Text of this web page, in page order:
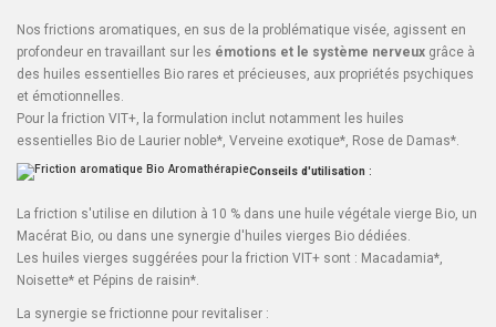
Nos frictions aromatiques, en sus de la problématique visée, agissent en
profondeur en travaillant sur les émotions et le système nerveux grâce à
des huiles essentielles Bio rares et précieuses, aux propriétés psychiques
et émotionnelles.
Pour la friction VIT+, la formulation inclut notamment les huiles
essentielles Bio de Laurier noble*, Verveine exotique*, Rose de Damas*.
Conseils d'utilisation :
La friction s'utilise en dilution à 10 % dans une huile végétale vierge Bio, un
Macérat Bio, ou dans une synergie d'huiles vierges Bio dédiées.
Les huiles vierges suggérées pour la friction VIT+ sont : Macadamia*,
Noisette* et Pépins de raisin*.
La synergie se frictionne pour revitaliser :